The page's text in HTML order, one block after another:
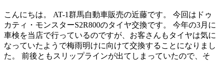
こんにちは。 AT-1群馬自動車販売の近藤です。 今回はドゥ
カティ・モンスターS2R800のタイヤ交換です。 今年の3月に
車検を当店で行っているのですが、お客さんもタイヤは気に
なっていたようで梅雨明けに向けて交換することになりまし
た。 前後ともスリップラインが出てしまっていたので、そ